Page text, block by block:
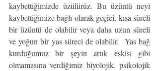
kaybettiğimizde üzülürüz. Bu üzüntü neyi
kaybettiğimize bağlı olarak geçici, kısa süreli
bir üzüntü de olabilir veya daha uzun süreli
ve yoğun bir yas süreci de olabilir.  Yas bağ
kurduğumuz bir şeyin artık eskisi gibi
olmamasına verdiğimiz biyolojik, psikolojik